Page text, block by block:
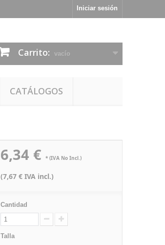
Iniciar sesión
Carrito: vacío
CATÁLOGOS
6,34 € * (IVA No Incl.)
(7,67 € IVA incl.)
Cantidad
Talla